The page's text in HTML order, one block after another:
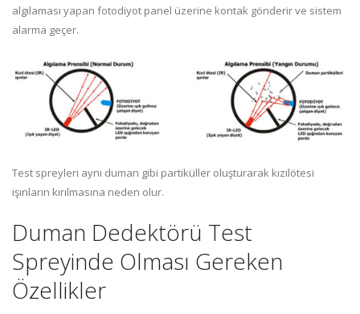
algılaması yapan fotodiyot panel üzerine kontak gönderir ve sistem
alarma geçer.
Test spreyleri aynı duman gibi partiküller oluşturarak kızılötesi
ışınların kırılmasına neden olur.
Duman Dedektörü Test
Spreyinde Olması Gereken
Özellikler